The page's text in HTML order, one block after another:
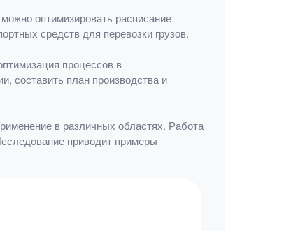
оптимизировать расписание
средств для перевозки грузов.
процессов в
составить план производства и
в различных областях. Работа
приводит примеры